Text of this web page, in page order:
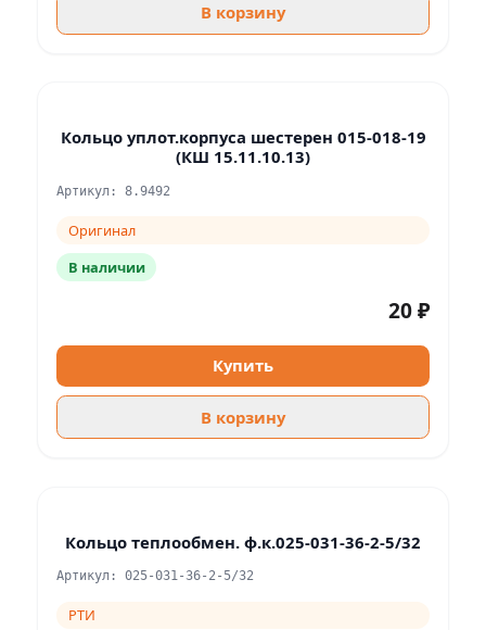
В корзину
Кольцо уплот.корпуса шестерен 015-018-19
(КШ 15.11.10.13)
Артикул: 8.9492
Оригинал
В наличии
20 ₽
Купить
В корзину
Кольцо теплообмен. ф.к.025-031-36-2-5/32
Артикул: 025-031-36-2-5/32
РТИ